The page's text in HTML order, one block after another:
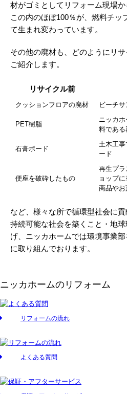
材がゴミとしてリフォーム現場か
この内のほぼ100％が、燃料チッ
て生まれ変わっています。
その他の廃材も、どのようにリ
ご紹介します。
リサイクル前
クッションフロアの廃材 ビーチ
PET樹脂
ニッカ
料であ
石膏ボード
土木工
ード
便座を破砕したもの
再生プラ
ョップ
商品や
など、様々な所で循環型社会に貢
持続可能な社会を築くこと・地
げ、ニッカホームでは環境事業
に取り組んでおります。
ニッカホームのリフォーム
リフォームの流れ
よくある質問